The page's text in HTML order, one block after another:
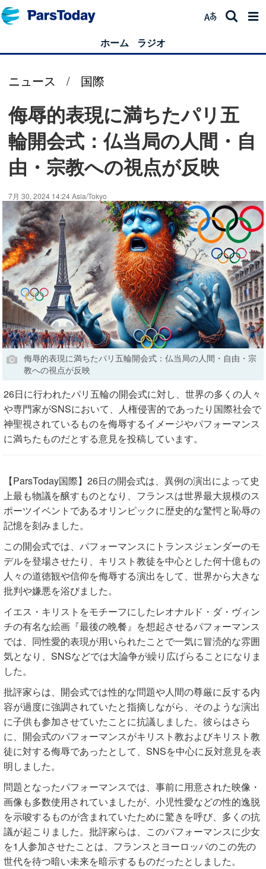
ホーム ラジオ
ニュース / 国際
侮辱的表現に満ちたパリ五
輪開会式：仏当局の人間・自
由・宗教への視点が反映
7月 30, 2024 14:24 Asia/Tokyo
侮辱的表現に満ちたパリ五輪開会式：仏当局の人間・自由・宗
教への視点が反映
26日に行われたパリ五輪の開会式に対し、世界の多くの人々
や専門家がSNSにおいて、人権侵害的であったり国際社会で
神聖視されているものを侮辱するイメージやパフォーマンス
に満ちたものだとする意見を投稿しています。
【ParsToday国際】26日の開会式は、異例の演出によって史
上最も物議を醸すものとなり、フランスは世界最大規模のス
ポーツイベントであるオリンピックに歴史的な驚愕と恥辱の
記憶を刻みました。
この開会式では、パフォーマンスにトランスジェンダーのモ
デルを登場させたり、キリスト教徒を中心とした何十億もの
人々の道徳観や信仰を侮辱する演出をして、世界から大きな
批判や嫌悪を浴びました。
イエス・キリストをモチーフにしたレオナルド・ダ・ヴィン
チの有名な絵画『最後の晩餐』を想起させるパフォーマンス
では、同性愛的表現が用いられたことで一気に冒涜的な雰囲
気となり、SNSなどでは大論争が繰り広げらることになりま
した。
批評家らは、開会式では性的な問題や人間の尊厳に反する内
容が過度に強調されていたと指摘しながら、そのような演出
に子供も参加させていたことに抗議しました。彼らはさら
に、開会式のパフォーマンスがキリスト教およびキリスト教
徒に対する侮辱であったとして、SNSを中心に反対意見を表
明しました。
問題となったパフォーマンスでは、事前に用意された映像・
画像も多数使用されていましたが、小児性愛などの性的逸脱
を示唆するものが含まれていたために驚きを呼び、多くの抗
議が起こりました。批評家らは、このパフォーマンスに少女
を1人参加させたことは、フランスとヨーロッパのこの先の
世代を待つ暗い未来を暗示するものだったとしました。